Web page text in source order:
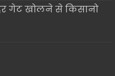
गेट खोलने से किसानो